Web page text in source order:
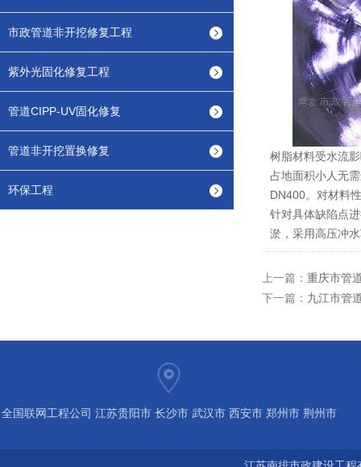
市政管道非开挖修复工程
紫外光固化修复工程
管道CIPP-UV固化修复
管道非开挖置换修复
环保工程
树脂材料受水流
占地面积小人无
DN400。对材料
针对具体缺陷点
淤，采用高压冲
上一篇： 重庆市管
下一篇： 九江市管
全国联网工程公司 江苏贵阳市 长沙市 武汉市 西安市 郑州市 荆州市